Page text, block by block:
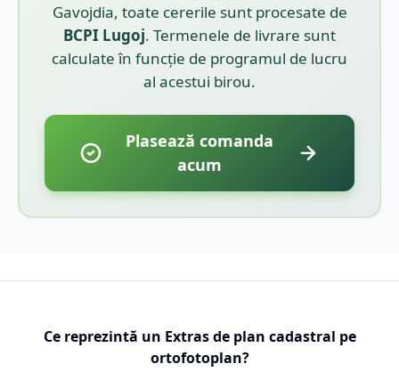
Gavojdia, toate cererile sunt procesate de
BCPI Lugoj. Termenele de livrare sunt
calculate în funcție de programul de lucru
al acestui birou.
Plasează comanda
acum
Ce reprezintă un Extras de plan cadastral pe
ortofotoplan?